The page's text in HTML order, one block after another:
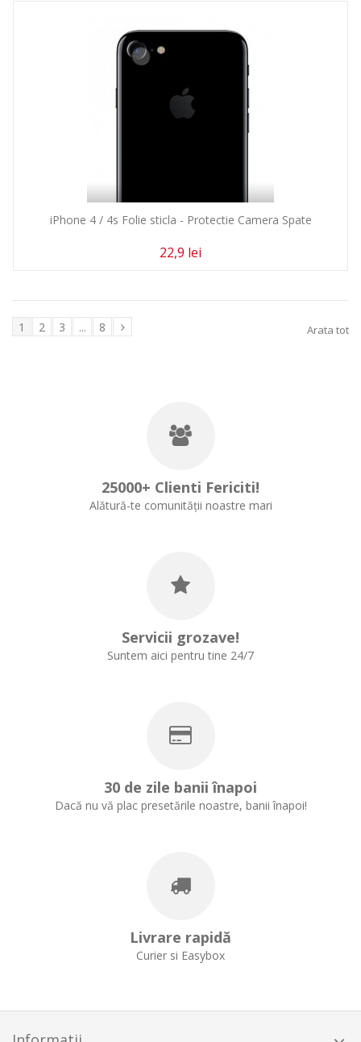
iPhone 4 / 4s Folie sticla - Protectie Camera Spate
22,9 lei
Arata tot
1 2 3 ... 8
25000+ Clienti Fericiti!
Alătură-te comunității noastre mari
Servicii grozave!
Suntem aici pentru tine 24/7
30 de zile banii înapoi
Dacă nu vă plac presetările noastre, banii înapoi!
Livrare rapidă
Curier si Easybox